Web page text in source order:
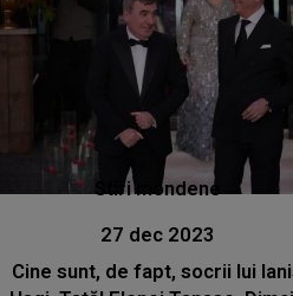
Stiri mondene
27 dec 2023
Cine sunt, de fapt, socrii lui